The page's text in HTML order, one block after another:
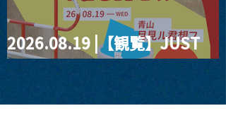
2026.08.19 |【観覧】JUST
RIGHT!! vol.27